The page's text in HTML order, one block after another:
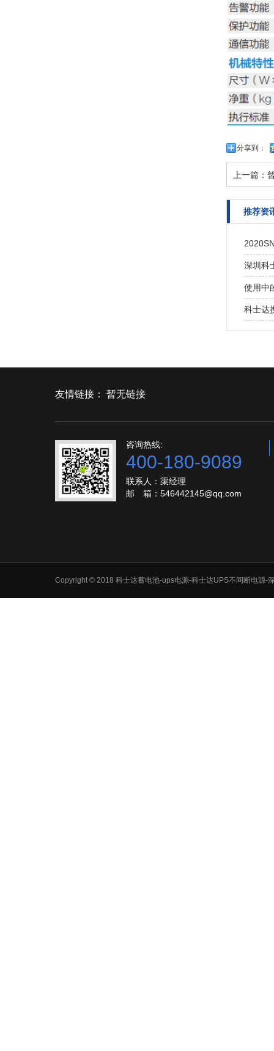
分享到：
上一篇：
推荐资
深圳科
使用中
科士达
友情链接： 暂无链接
咨询热线:
400-180-9089
联系人：渠经理
邮 箱：546442145@qq.com
Copyright © 2018 科士达蓄电池-ups电源-科士达UPS不间断电